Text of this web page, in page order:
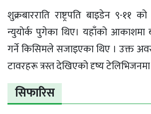
शुक्रबारराति राष्ट्रपति बाइडेन ९-११
न्युयोर्क पुगेका थिए। यहाँको आकाशमा
गर्ने किसिमले सजाइएका थिए । उक्त
टावरहरू त्रस्त देखिएको दृष्य
सिफारिस